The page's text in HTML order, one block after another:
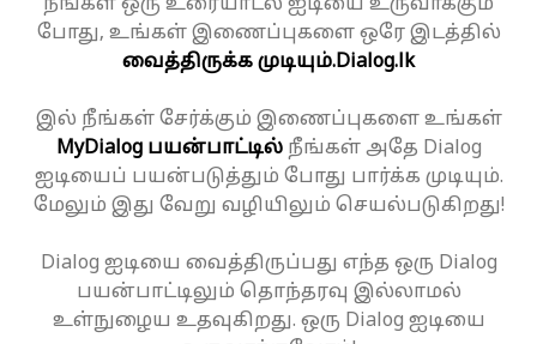
நீங்கள் ஒரு உரையாடல் ஐடியை உருவாக்கும்
போது, உங்கள் இணைப்புகளை ஒரே இடத்தில்
வைத்திருக்க முடியும்.Dialog.lk
இல் நீங்கள் சேர்க்கும் இணைப்புகளை உங்கள்
MyDialog பயன்பாட்டில்நீங்கள் அதே Dialog
ஐடியைப் பயன்படுத்தும் போது பார்க்க முடியும்.
மேலும் இது வேறு வழியிலும் செயல்படுகிறது!
Dialog ஐடியை வைத்திருப்பது எந்த ஒரு Dialog
பயன்பாட்டிலும் தொந்தரவு இல்லாமல்
உள்நுழைய உதவுகிறது. ஒரு Dialog ஐடியை